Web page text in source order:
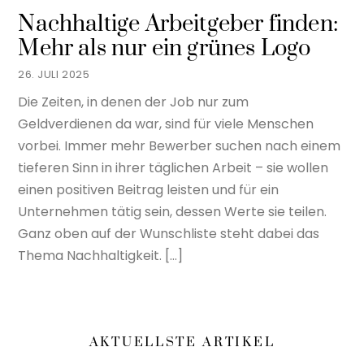
26. JULI 2025
Nachhaltige Arbeitgeber finden:
Mehr als nur ein grünes Logo
Die Zeiten, in denen der Job nur zum
Geldverdienen da war, sind für viele Menschen
vorbei. Immer mehr Bewerber suchen nach einem
tieferen Sinn in ihrer täglichen Arbeit – sie wollen
einen positiven Beitrag leisten und für ein
Unternehmen tätig sein, dessen Werte sie teilen.
Ganz oben auf der Wunschliste steht dabei das
Thema Nachhaltigkeit. […]
AKTUELLSTE ARTIKEL